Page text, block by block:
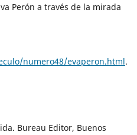
Perón a través de la mirada
numero48/evaperon.html.
Bureau Editor, Buenos